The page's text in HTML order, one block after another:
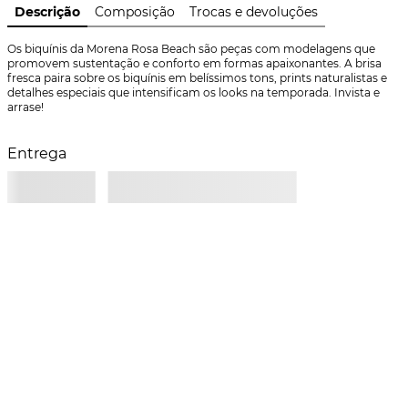
Descrição Composição Trocas e devoluções
Os biquínis da Morena Rosa Beach são peças com modelagens que
promovem sustentação e conforto em formas apaixonantes. A brisa
fresca paira sobre os biquínis em belíssimos tons, prints naturalistas e
detalhes especiais que intensificam os looks na temporada. Invista e
arrase!
Entrega